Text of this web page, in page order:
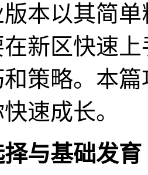
本以其简
新区快速
策略。本
速成长。
与基础发育